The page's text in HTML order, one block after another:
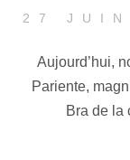
27
Aujourd’hui,
Pariente,
Bra de la